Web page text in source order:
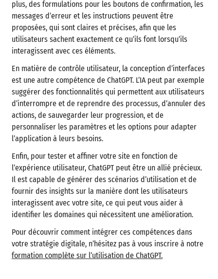
plus, des formulations pour les boutons de confirmation, les
messages d’erreur et les instructions peuvent être
proposées, qui sont claires et précises, afin que les
utilisateurs sachent exactement ce qu’ils font lorsqu’ils
interagissent avec ces éléments.
En matière de contrôle utilisateur, la conception d’interfaces
est une autre compétence de ChatGPT. L’IA peut par exemple
suggérer des fonctionnalités qui permettent aux utilisateurs
d’interrompre et de reprendre des processus, d’annuler des
actions, de sauvegarder leur progression, et de
personnaliser les paramètres et les options pour adapter
l’application à leurs besoins.
Enfin, pour tester et affiner votre site en fonction de
l’expérience utilisateur, ChatGPT peut être un allié précieux.
Il est capable de générer des scénarios d’utilisation et de
fournir des insights sur la manière dont les utilisateurs
interagissent avec votre site, ce qui peut vous aider à
identifier les domaines qui nécessitent une amélioration.
Pour découvrir comment intégrer ces compétences dans
votre stratégie digitale, n’hésitez pas à vous inscrire à notre
formation complète sur l’utilisation de ChatGPT.